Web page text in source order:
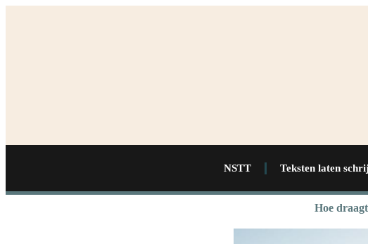
NSTT Teksten laten
Hoe